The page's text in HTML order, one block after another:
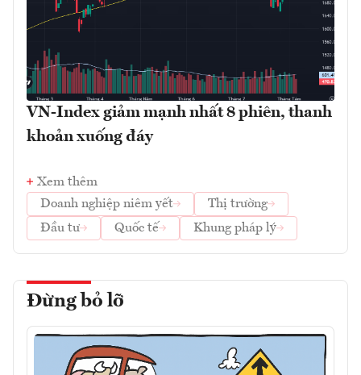
VN-Index giảm mạnh nhất 8 phiên, thanh
khoản xuống đáy
Xem thêm
Doanh nghiệp niêm yết
Thị trường
Đầu tư
Quốc tế Khung pháp lý
Đừng bỏ lỡ